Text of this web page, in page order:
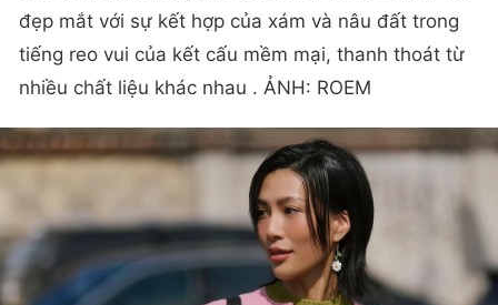
đẹp mắt với sự kết hợp của xám và nâu đất trong
tiếng reo vui của kết cấu mềm mại, thanh thoát từ
nhiều chất liệu khác nhau . ẢNH: ROEM